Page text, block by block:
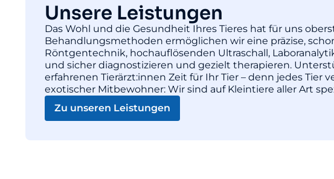
Unsere Leistungen
Das Wohl und die Gesundheit Ihres Tieres hat für uns
Behandlungsmethoden ermöglichen wir eine präzise,
Röntgentechnik, hochauflösenden Ultraschall,
und sicher diagnostizieren und gezielt therapieren.
erfahrenen Tierärzt:innen Zeit für Ihr Tier – denn jedes Tier
exotischer Mitbewohner: Wir sind auf Kleintiere aller Art
Zu unseren Leistungen